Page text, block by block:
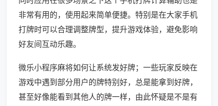
非常有用的，使用起来简单便捷。特别是在大家手机
打牌时可以合理调整牌型，提升游戏体验，避免影响
好友间互动乐趣。
微乐小程序麻将如何让系统发好牌；一些玩家反映在
游戏中遇到部分用户的牌特别好，总是能拿到好牌，
甚至好像能看到其他人的牌一样，由此怀疑是不是有